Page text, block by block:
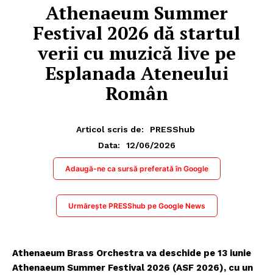
Athenaeum Summer
Festival 2026 dă startul
verii cu muzică live pe
Esplanada Ateneului
Român
Articol scris de:
PRESShub
Data:
12/06/2026
Adaugă-ne ca sursă preferată în Google
Urmărește PRESShub pe Google News
Athenaeum Brass Orchestra va deschide pe 13 iunie
Athenaeum Summer Festival 2026 (ASF 2026), cu un